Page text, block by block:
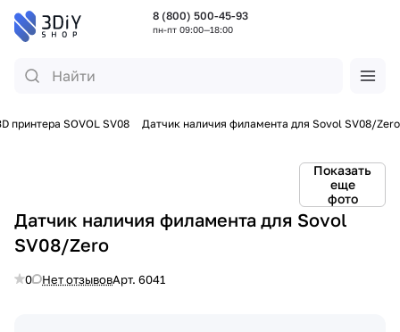
8 (800) 500-45-93
пн-пт 09:00—18:00
принтера SOVOL SV08 Датчик наличия филамента для Sovol SV08/Zero
Показать
еще
фото
Датчик наличия филамента для Sovol
SV08/Zero
0 Нет отзывовАрт. 6041